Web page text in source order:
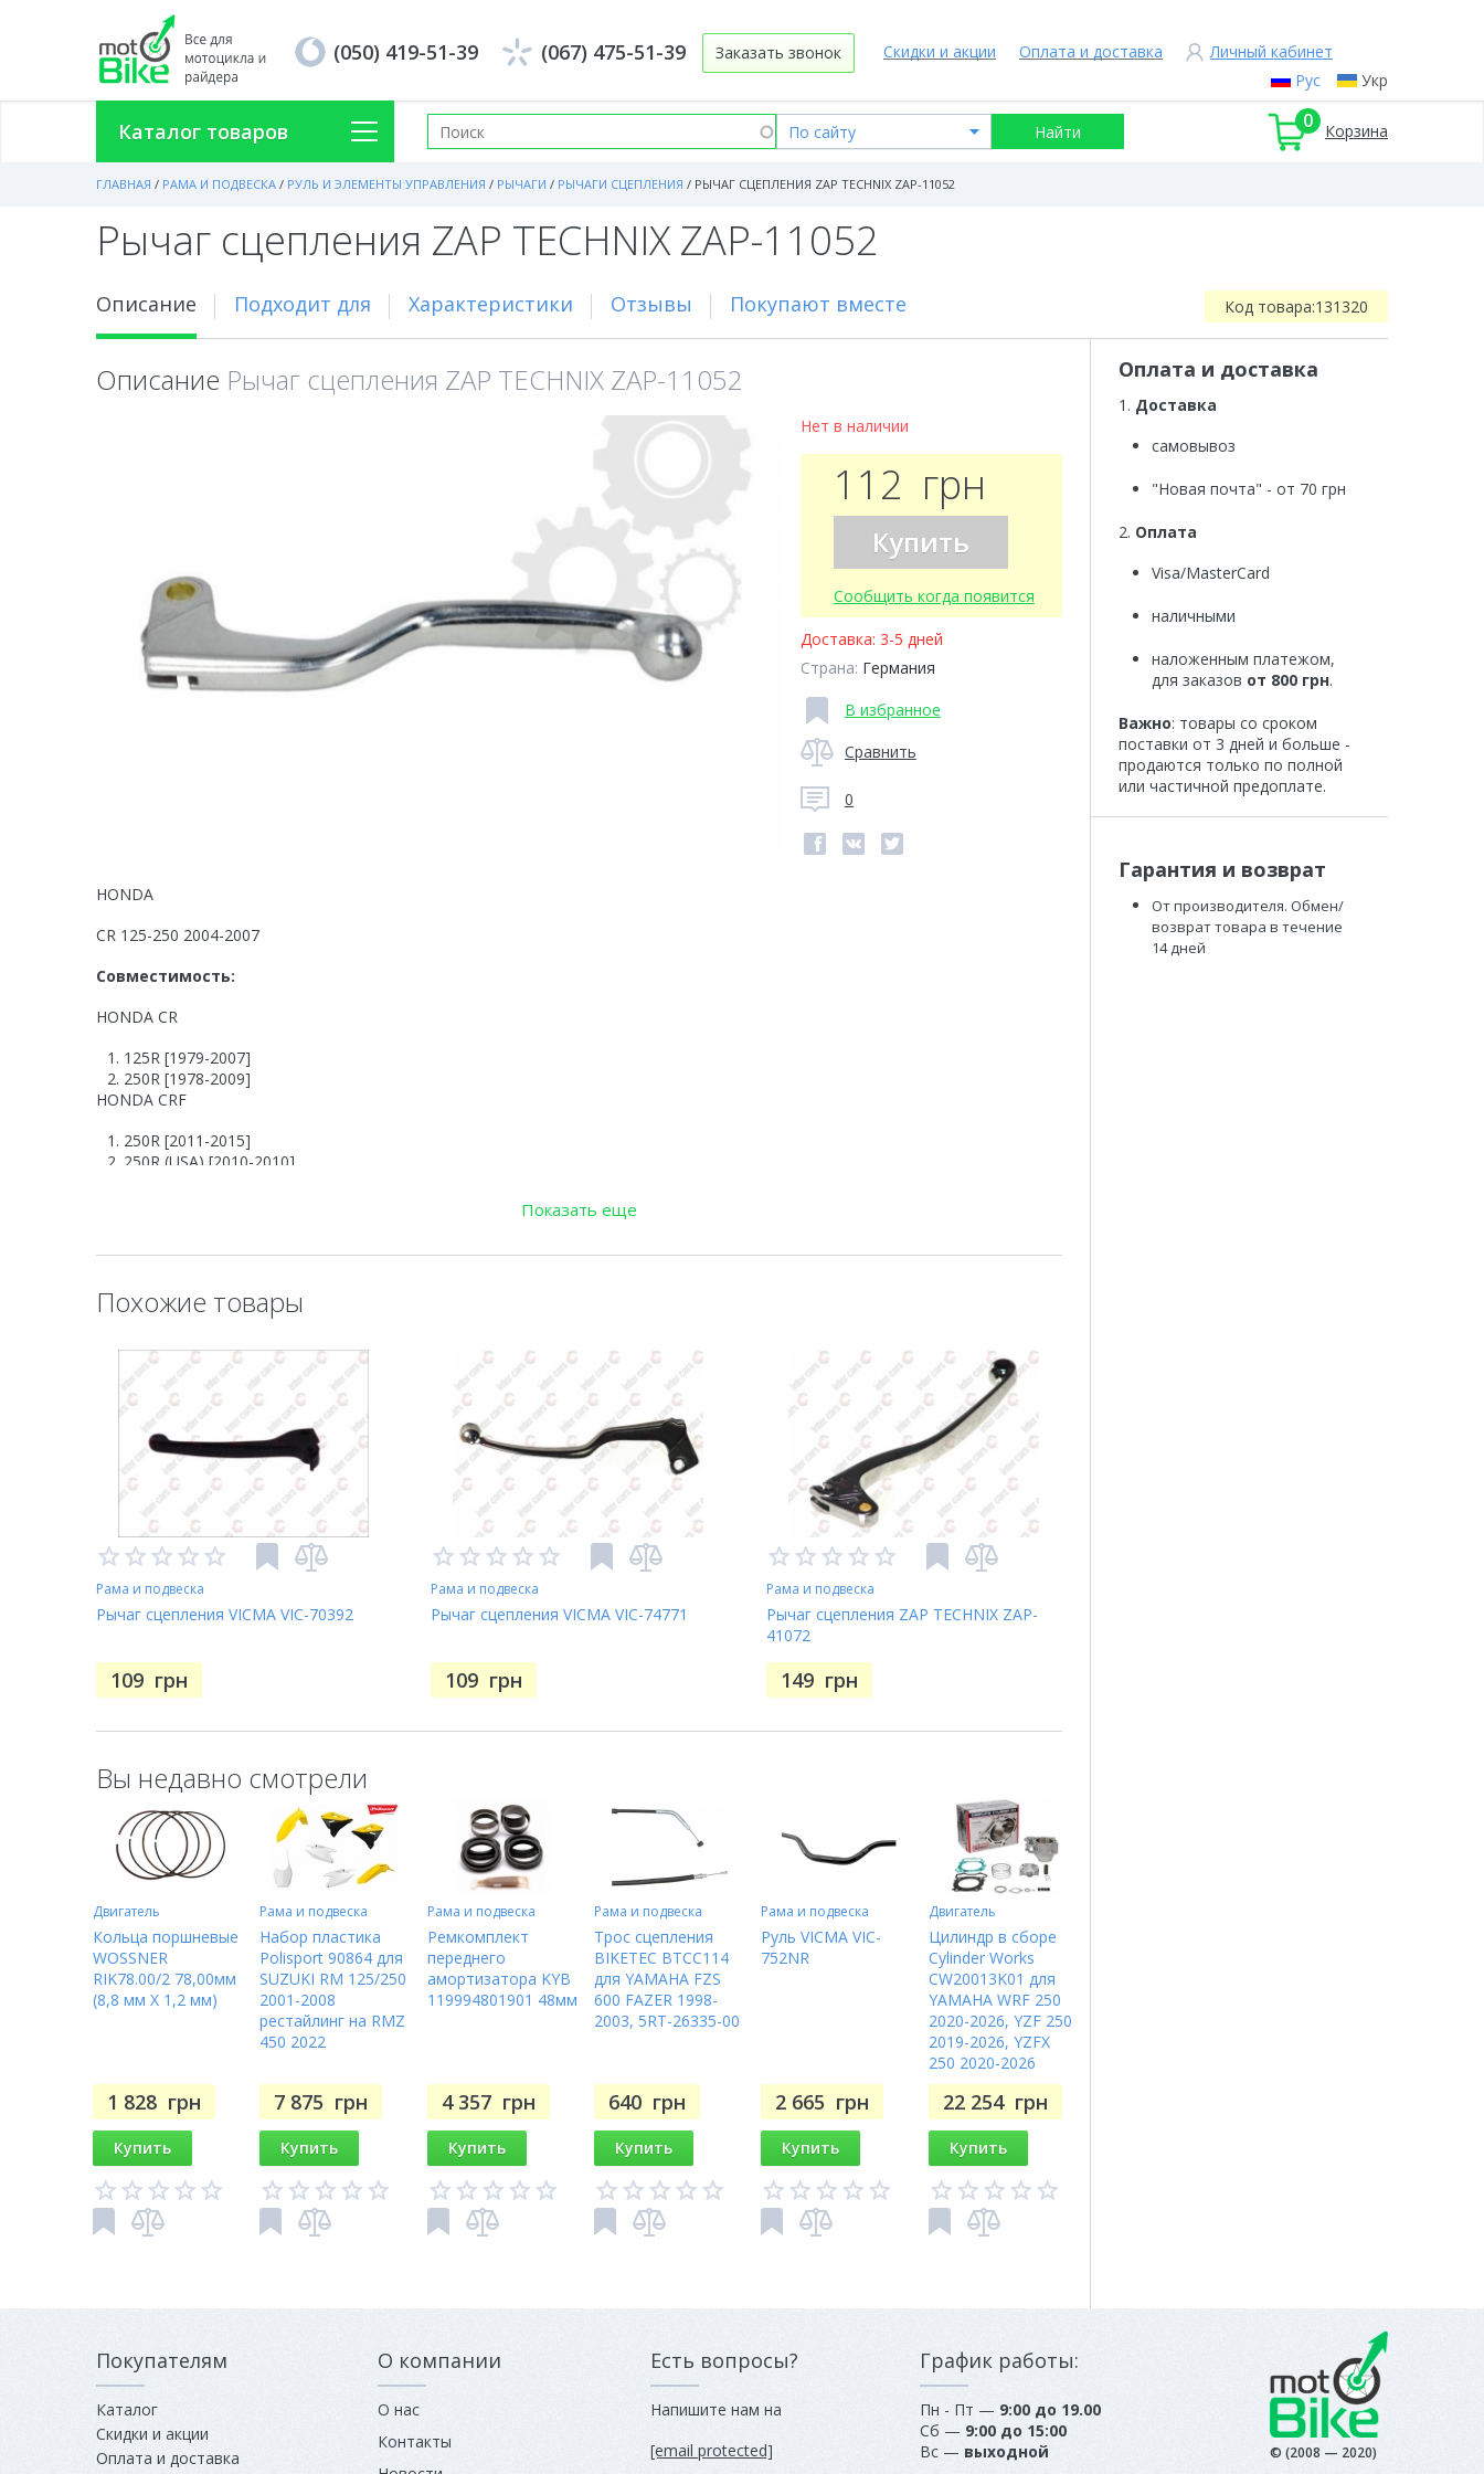
Рус Укр
Скидки и акции Оплата и доставка Личный кабинет
(050) 419-51-39 (067) 475-51-39 Заказать звонок
Каталог товаров 0 Корзина
ГЛАВНАЯ / РАМА И ПОДВЕСКА / РУЛЬ И ЭЛЕМЕНТЫ УПРАВЛЕНИЯ / РЫЧАГИ / РЫЧАГИ СЦЕПЛЕНИЯ / РЫЧАГ СЦЕПЛЕНИЯ ZAP TECHNIX ZAP-11052
Рычаг сцепления ZAP TECHNIX ZAP-11052
Описание Подходит для Характеристики Отзывы Покупают вместе Код товара:131320
Описание Рычаг сцепления ZAP TECHNIX ZAP-11052
Нет в наличии
112 грн
Купить
Сообщить когда появится
Доставка: 3-5 дней
Страна: Германия
В избранное
Сравнить
0
HONDA
CR 125-250 2004-2007
Совместимость:
HONDA CR
125R [1979-2007]
250R [1978-2009]
HONDA CRF
250R [2011-2015]
250R (USA) [2010-2010]
Показать еще
Похожие товары
Рама и подвеска
Рычаг сцепления VICMA VIC-70392
109 грн
Рама и подвеска
Рычаг сцепления VICMA VIC-74771
109 грн
Рама и подвеска
Рычаг сцепления ZAP TECHNIX ZAP-
41072
149 грн
Вы недавно смотрели
Двигатель
Кольца поршневые
WOSSNER
RIK78.00/2 78,00мм
(8,8 мм X 1,2 мм)
1 828 грн
Купить
Рама и подвеска
Набор пластика
Polisport 90864 для
SUZUKI RM 125/250
2001-2008
рестайлинг на RMZ
450 2022
7 875 грн
Купить
Рама и подвеска
Ремкомплект
переднего
амортизатора KYB
119994801901 48мм
4 357 грн
Купить
Рама и подвеска
Трос сцепления
BIKETEC BTCC114
для YAMAHA FZS
600 FAZER 1998-
2003, 5RT-26335-00
640 грн
Купить
Рама и подвеска
Руль VICMA VIC-
752NR
2 665 грн
Купить
Двигатель
Цилиндр в сборе
Cylinder Works
CW20013K01 для
YAMAHA WRF 250
2020-2026, YZF 250
2019-2026, YZFX
250 2020-2026
22 254 грн
Купить
Оплата и доставка
1. Доставка
самовывоз
"Новая почта" - от 70 грн
2. Оплата
Visa/MasterCard
наличными
наложенным платежом,
для заказов от 800 грн.
Важно: товары со сроком
поставки от 3 дней и больше -
продаются только по полной
или частичной предоплате.
Гарантия и возврат
От производителя. Обмен/
возврат товара в течение
14 дней
Покупателям
Каталог
Скидки и акции
Оплата и доставка
О компании
О нас
Контакты
Есть вопросы?
Напишите нам на
[email protected]
График работы:
Пн - Пт — 9:00 до 19.00
Сб — 9:00 до 15:00
Вс — выходной © (2008 — 2020)